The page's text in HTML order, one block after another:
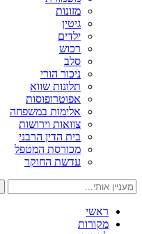
מזונות
גיטין
ילדים
רכוש
סלב
ניכור הורי
תלונות שווא
אפוטרופוסות
אלימות במשפחה
צוואות וירושות
בית הדין הרבני
מכורסת המטפל
עדשת החוקר
ראשי
מקורות